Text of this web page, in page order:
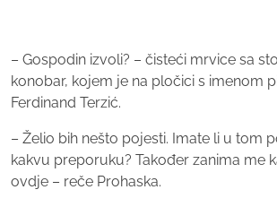
– Gospodin izvoli? – čisteći mrvice sa
konobar, kojem je na pločici s imenom
Ferdinand Terzić.
– Želio bih nešto pojesti. Imate li u tom
kakvu preporuku? Također zanima me
ovdje – reče Prohaska.